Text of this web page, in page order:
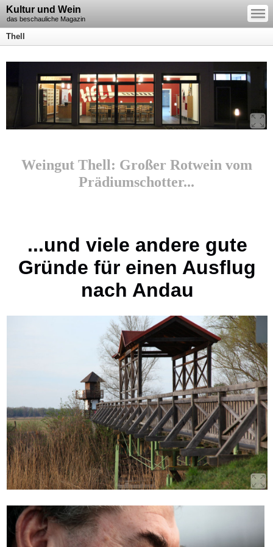
Kultur und Wein
das beschauliche Magazin
—
—
—
Thell
Weingut Thell: Großer Rotwein vom
Prädiumschotter...
...und viele andere gute
Gründe für einen Ausflug
nach Andau